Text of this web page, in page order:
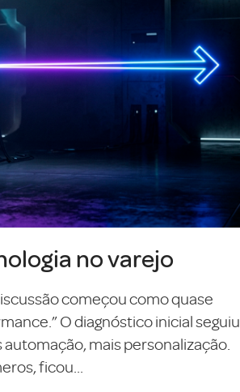
no varejo
começou como quase
O diagnóstico inicial seguiu
mais personalização.
ficou...